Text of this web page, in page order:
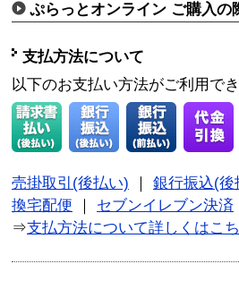
ぷらっとオンライン ご購入の
支払方法について
以下のお支払い方法がご利用で
売掛取引(後払い)
銀行振込(後
換宅配便
セブンイレブン決済
⇒支払方法について詳しくはこ